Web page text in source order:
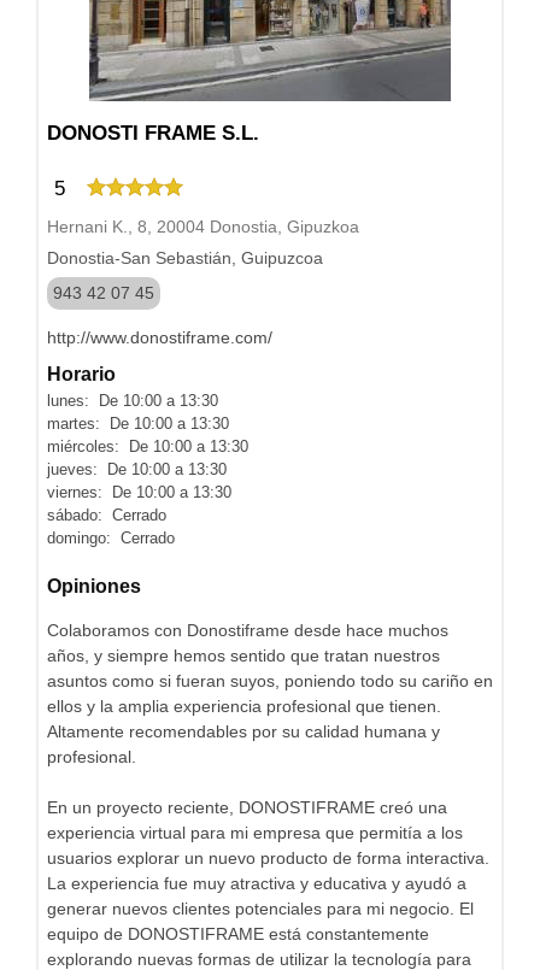
DONOSTI FRAME S.L.
5
Hernani K., 8, 20004 Donostia, Gipuzkoa
Donostia-San Sebastián, Guipuzcoa
943 42 07 45
http://www.donostiframe.com/
Horario
lunes: De 10:00 a 13:30
martes: De 10:00 a 13:30
miércoles: De 10:00 a 13:30
jueves: De 10:00 a 13:30
viernes: De 10:00 a 13:30
sábado: Cerrado
domingo: Cerrado
Opiniones
Colaboramos con Donostiframe desde hace muchos
años, y siempre hemos sentido que tratan nuestros
asuntos como si fueran suyos, poniendo todo su cariño en
ellos y la amplia experiencia profesional que tienen.
Altamente recomendables por su calidad humana y
profesional.
En un proyecto reciente, DONOSTIFRAME creó una
experiencia virtual para mi empresa que permitía a los
usuarios explorar un nuevo producto de forma interactiva.
La experiencia fue muy atractiva y educativa y ayudó a
generar nuevos clientes potenciales para mi negocio. El
equipo de DONOSTIFRAME está constantemente
explorando nuevas formas de utilizar la tecnología para